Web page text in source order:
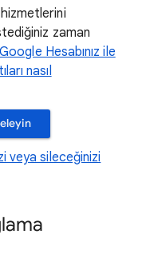
zaman
Google Hesabınız ile
nasıl
veya sileceğinizi